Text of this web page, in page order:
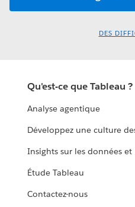
DES
Qu'est-ce que Tableau ?
Analyse agentique
Développez une culture
Insights sur les données
Étude Tableau
Contactez-nous